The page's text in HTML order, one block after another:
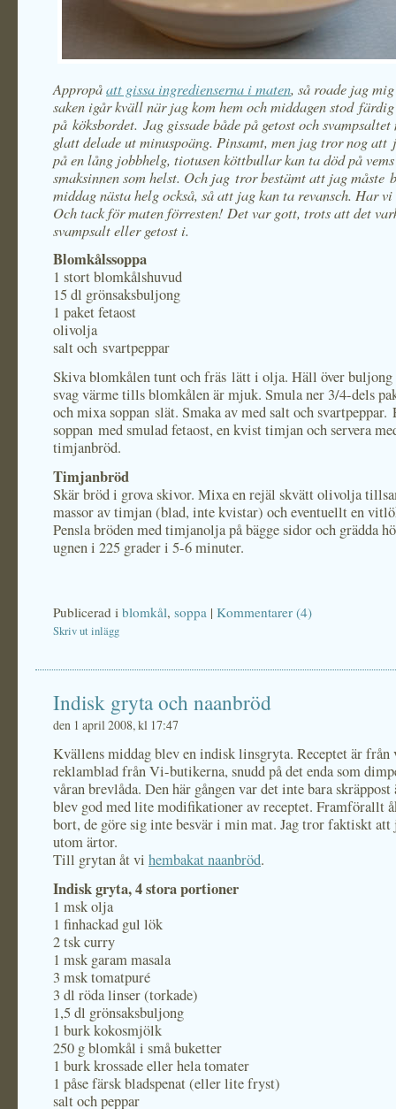
Appropåatt gissa ingredienserna i maten, så roade jag
saken igår kväll när jag kom hem och middagen stod färdig
på köksbordet. Jag gissade både på getost och
glatt delade ut minuspoäng. Pinsamt, men jag tror nog
på en lång jobbhelg, tiotusen köttbullar kan ta död på
smaksinnen som helst. Och jag tror bestämt att jag måste
middag nästa helg också, så att jag kan ta revansch. Har vi
Och tack för maten förresten! Det var gott, trots att det
svampsalt eller getost i.
Blomkålssoppa
1 stort blomkålshuvud
15 dl grönsaksbuljong
1 paket fetaost
olivolja
salt och svartpeppar
Skiva blomkålen tunt och fräs lätt i olja. Häll över buljong
svag värme tills blomkålen är mjuk. Smula ner 3/4-dels
och mixa soppan slät. Smaka av med salt och svartpeppar.
soppan med smulad fetaost, en kvist timjan och servera
timjanbröd.
Timjanbröd
Skär bröd i grova skivor. Mixa en rejäl skvätt olivolja
massor av timjan (blad, inte kvistar) och eventuellt en
Pensla bröden med timjanolja på bägge sidor och grädda
ugnen i 225 grader i 5-6 minuter.
Publicerad i blomkål, soppa | Kommentarer (4)
Skriv ut inlägg
Indisk gryta och naanbröd
den 1 april 2008, kl 17:47
Kvällens middag blev en indisk linsgryta. Receptet är från
reklamblad från Vi-butikerna, snudd på det enda som
våran brevlåda. Den här gången var det inte bara
blev god med lite modifikationer av receptet. Framförallt
bort, de göre sig inte besvär i min mat. Jag tror faktiskt
utom ärtor.
Till grytan åt vi hembakat naanbröd.
Indisk gryta, 4 stora portioner
1 msk olja
1 finhackad gul lök
2 tsk curry
1 msk garam masala
3 msk tomatpuré
3 dl röda linser (torkade)
1,5 dl grönsaksbuljong
1 burk kokosmjölk
250 g blomkål i små buketter
1 burk krossade eller hela tomater
1 påse färsk bladspenat (eller lite fryst)
salt och peppar